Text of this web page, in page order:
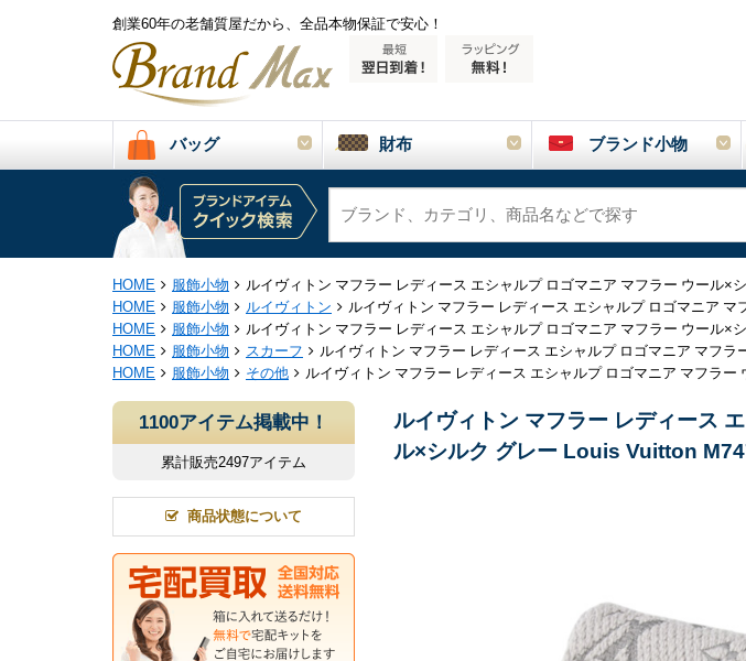
創業60年の老舗質屋だから、全品本物保証で安心！
バッグ 財布 ブランド小物
HOME 服飾小物
ルイヴィトン マフラー レディース エシャルプ ロゴマニア マフラー ウール×
HOME
服飾小物 ルイヴィトン
ルイヴィトン マフラー レディース エシャルプ ロゴマニア
HOME
服飾小物
ルイヴィトン マフラー レディース エシャルプ ロゴマニア マフラー ウール×
HOME
服飾小物 スカーフ
ルイヴィトン マフラー レディース エシャルプ ロゴマニア マフ
HOME
服飾小物 その他 ルイヴィトン マフラー レディース エシャルプ ロゴマニア マフラ
ルイヴィトン マフラー レディース
ル×シルク グレー Louis Vuitton
1100アイテム掲載中！
累計販売2497アイテム
商品状態について